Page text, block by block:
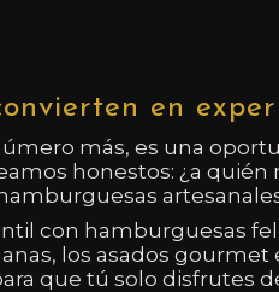
en
más, es una
honestos: ¿a
con hamburguesas
los asados gourmet
que tú solo disfrutes